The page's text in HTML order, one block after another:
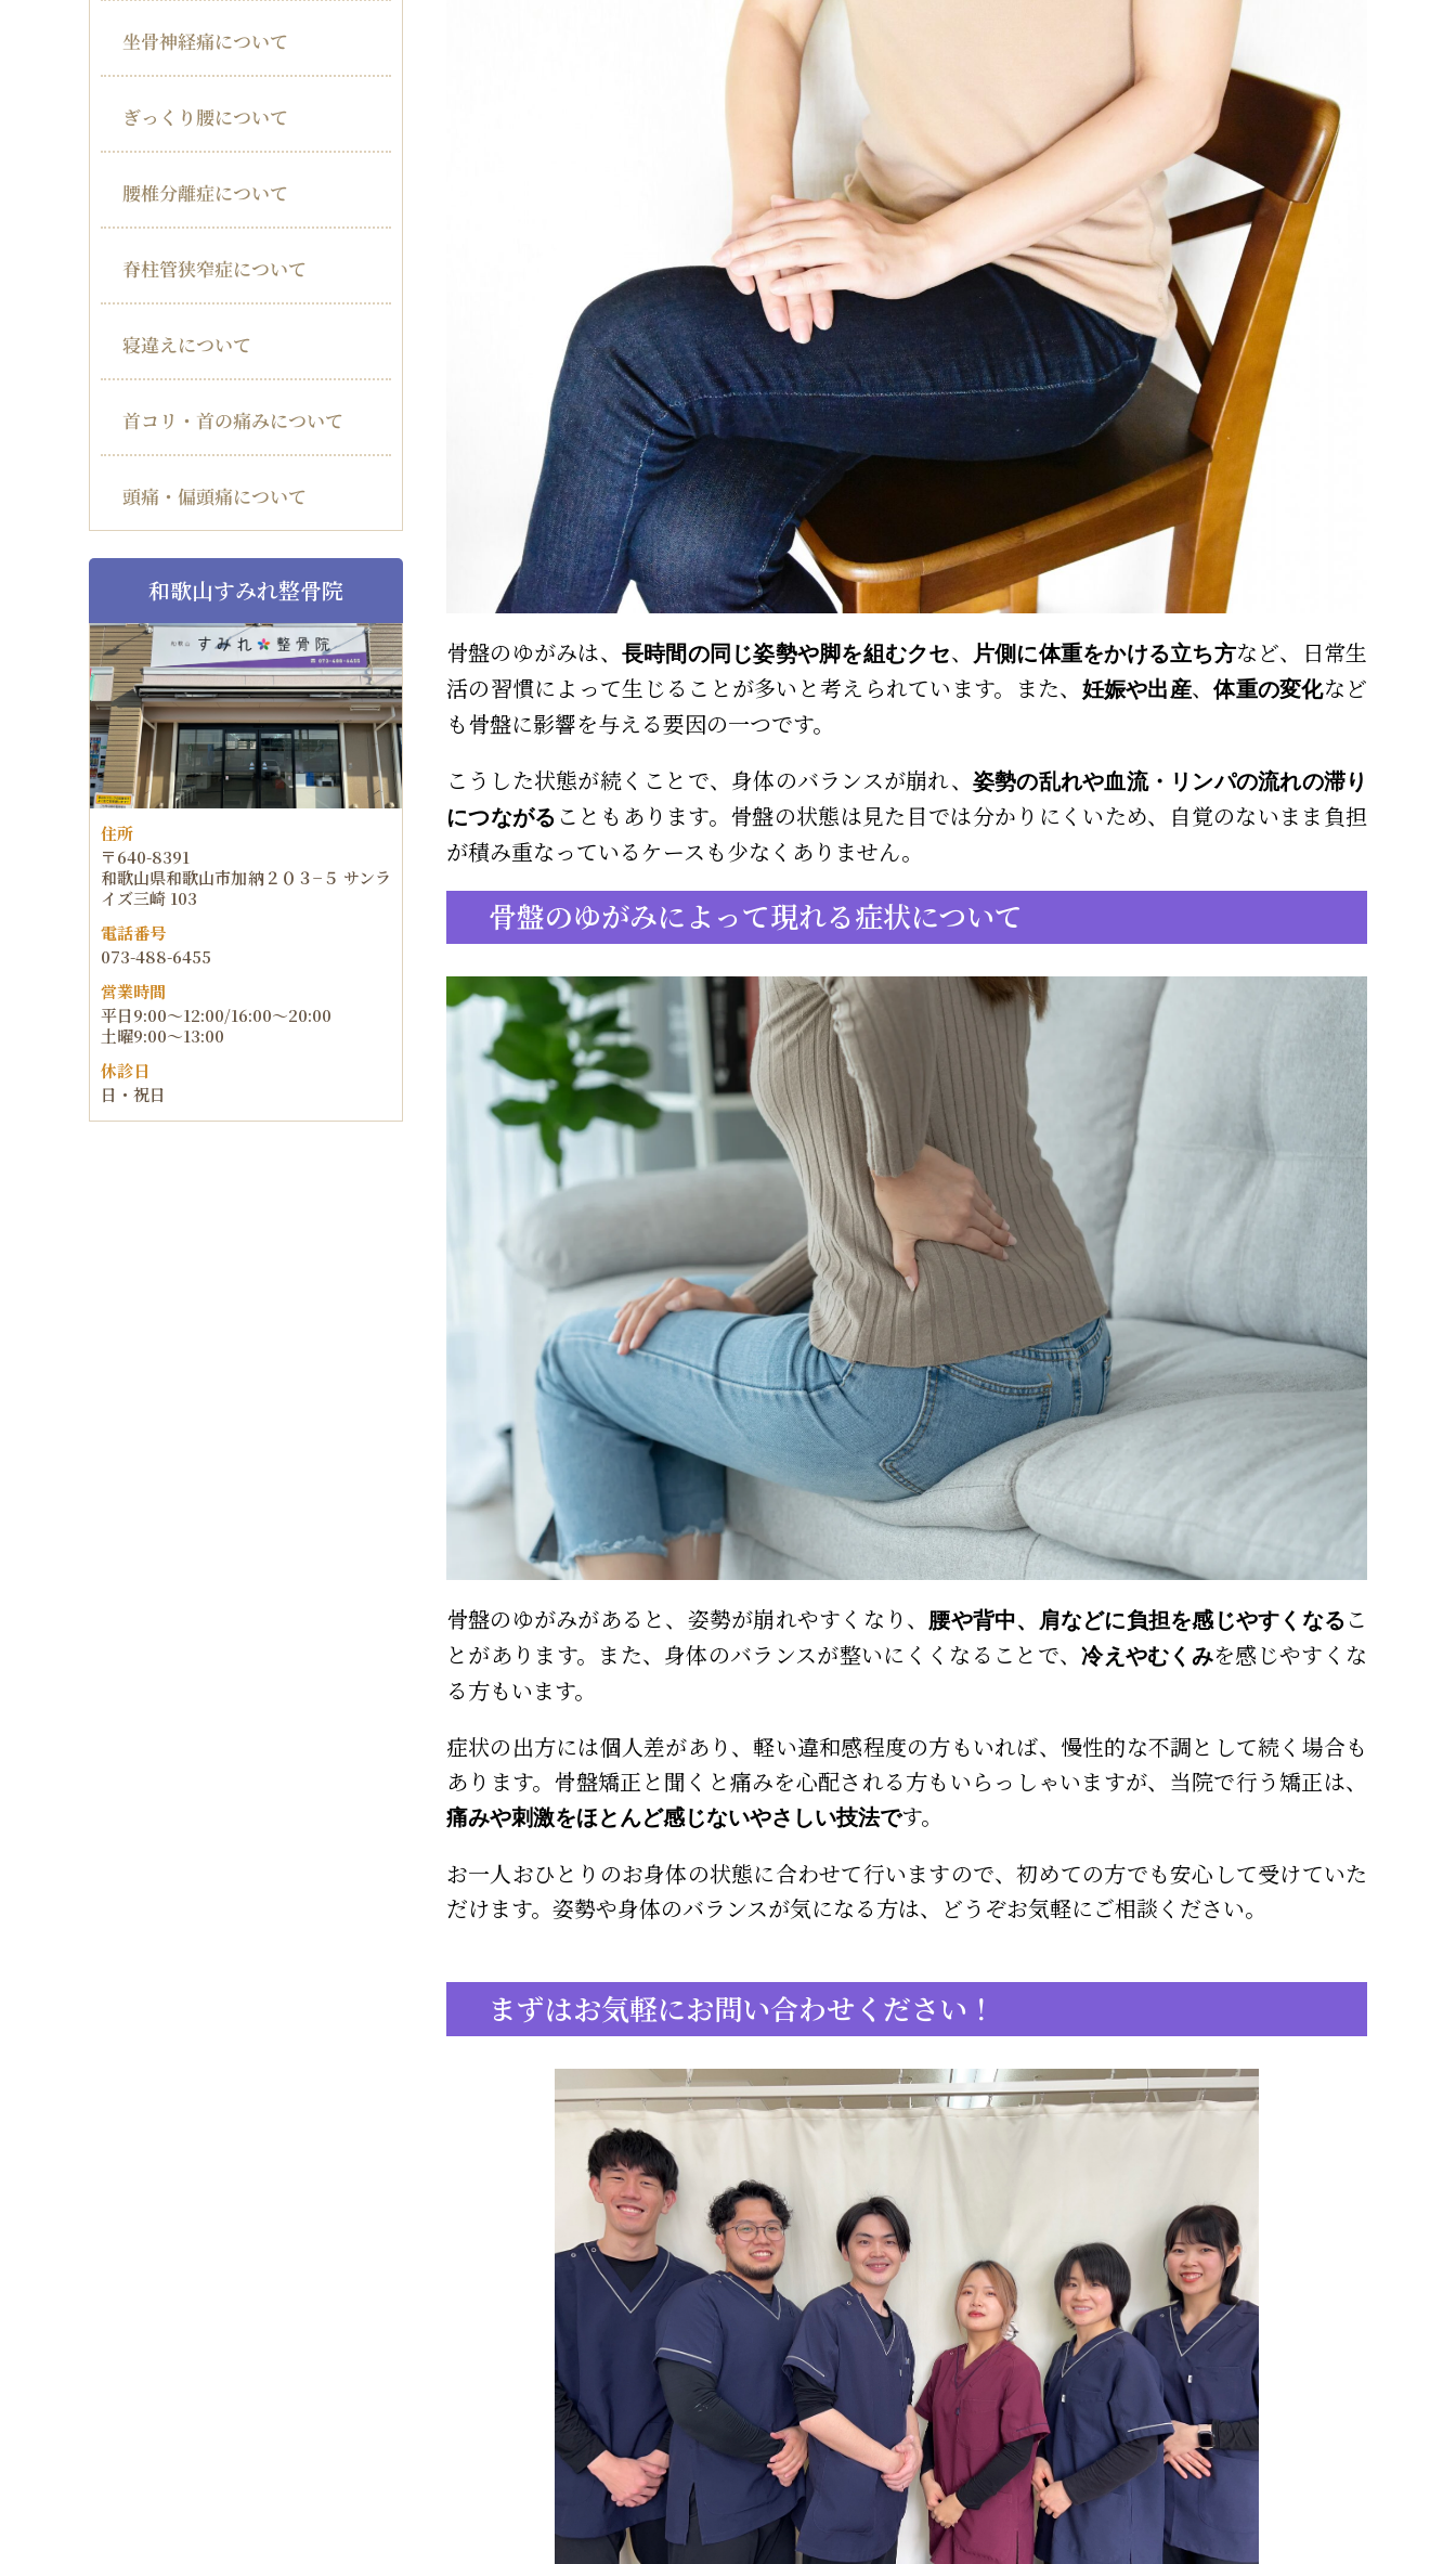
骨盤のゆがみは、 長時間の同じ姿勢や脚を組むクセ、 片側に体重をかける立ち方など、日常生
活の習慣によって生じることが多いと考えられています。また、
妊娠や出産、体重の変化など
も骨盤に影響を与える要因の一つです。
こうした状態が続くことで、身体のバランスが崩れ、
姿勢の乱れや血流・リンパの流れの滞り
につながる こともあります。骨盤の状態は見た目では分かりにくいため、自覚のないまま負担
が積み重なっているケースも少なくありません。
骨盤のゆがみによって現れる症状について
骨盤のゆがみがあると、姿勢が崩れやすくなり、 腰や背中、肩などに負担を感じやすくなる こ
とがあります。また、身体のバランスが整いにくくなることで、冷えやむくみを感じやすくな
る方もいます。
症状の出方には個人差があり、軽い違和感程度の方もいれば、慢性的な不調として続く場合も
あります。骨盤矯正と聞くと痛みを心配される方もいらっしゃいますが、当院で行う矯正は、
痛みや刺激をほとんど感じないやさしい技法です。
お一人おひとりのお身体の状態に合わせて行いますので、初めての方でも安心して受けていた
だけます。姿勢や身体のバランスが気になる方は、どうぞお気軽にご相談ください。
まずはお気軽にお問い合わせください！
坐骨神経痛について
ぎっくり腰について
腰椎分離症について
脊柱管狭窄症について
寝違えについて
首コリ・首の痛みについて
頭痛・偏頭痛について
和歌山すみれ整骨院
住所
〒640-8391
和歌山県和歌山市加納２０３−５ サンラ
イズ三崎 103
電話番号
073-488-6455
営業時間
平日9:00～12:00/16:00～20:00
土曜9:00～13:00
休診日
日・祝日